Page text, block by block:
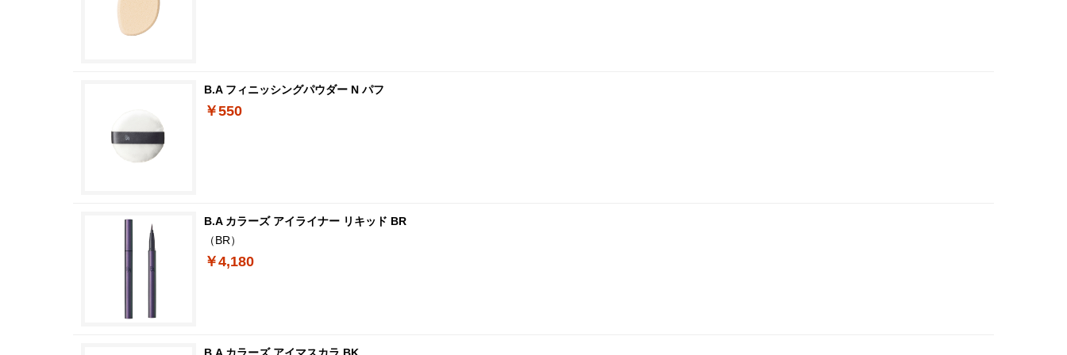
B.A フィニッシングパウダー N パフ
￥550
B.A カラーズ アイライナー リキッド BR
（BR）
￥4,180